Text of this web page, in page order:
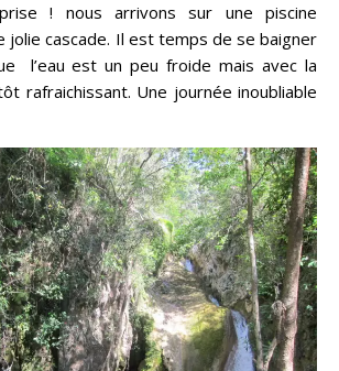
! nous arrivons sur une piscine
jolie cascade. Il est temps de se baigner
l’eau est un peu froide mais avec la
rafraichissant. Une journée inoubliable